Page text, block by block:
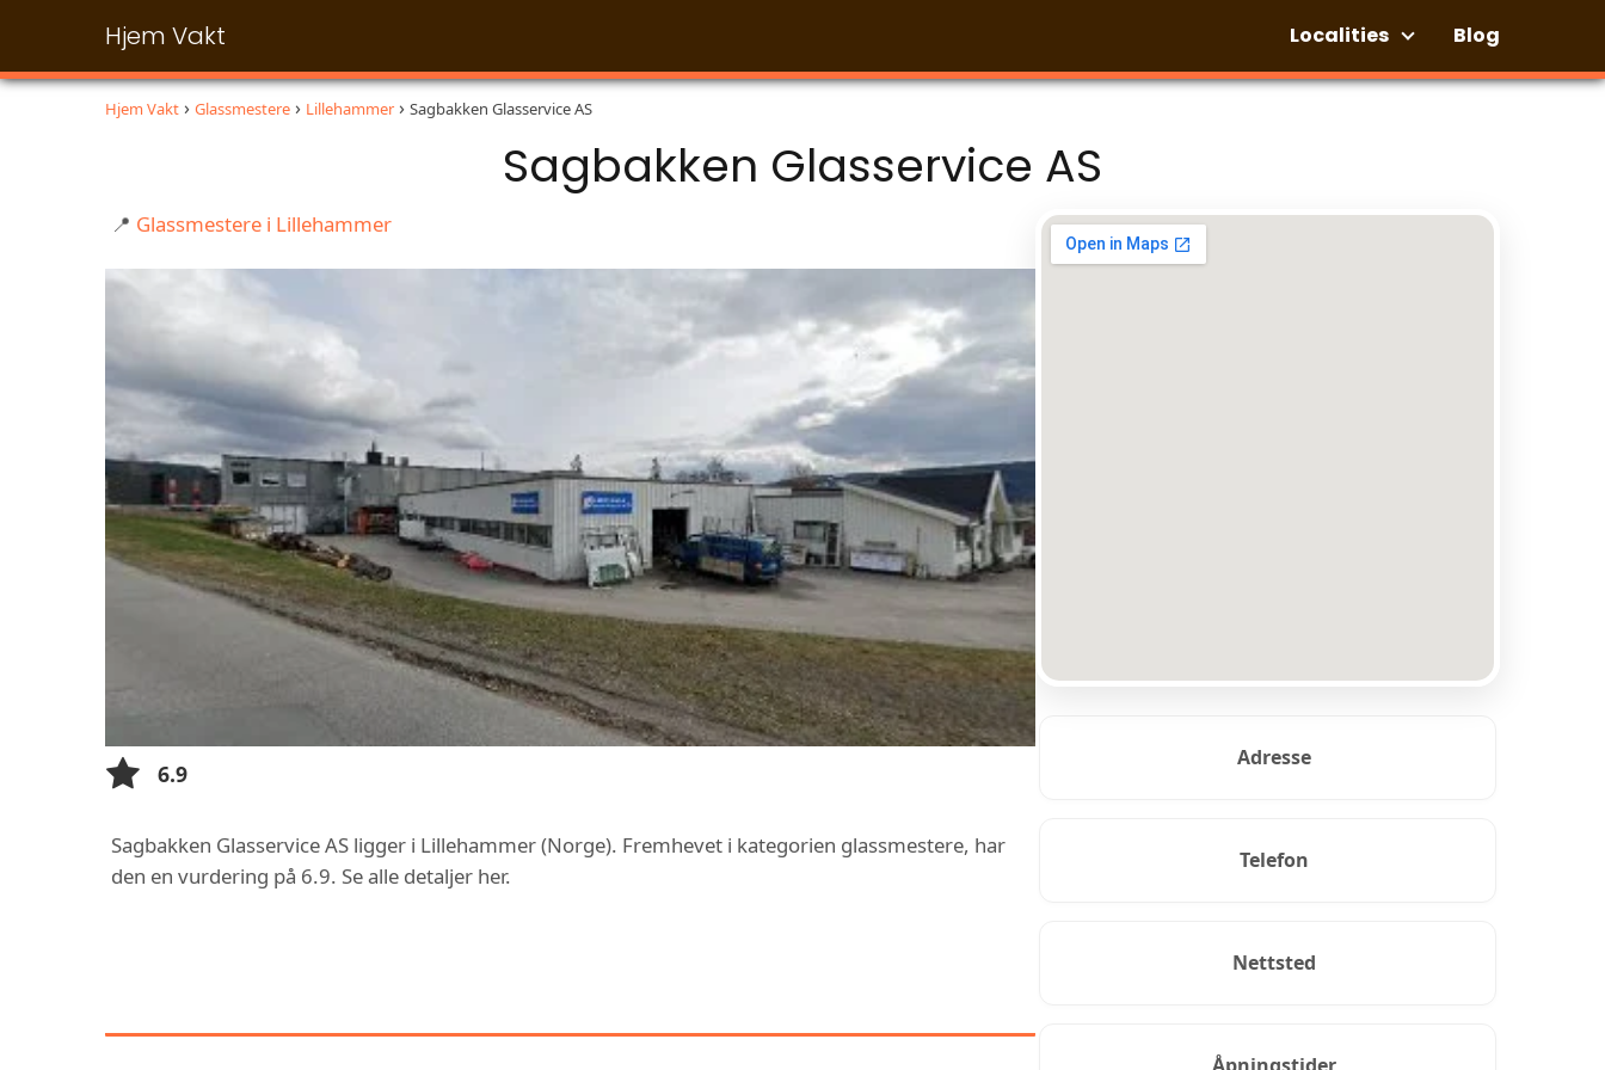
Hjem Vakt Localities Blog
Hjem Vakt Glassmestere Lillehammer Sagbakken Glasservice AS
Sagbakken Glasservice AS
📍 Glassmestere i Lillehammer
6.9
Sagbakken Glasservice AS ligger i Lillehammer (Norge). Fremhevet i kategorien glassmestere, har
den en vurdering på 6.9. Se alle detaljer her.
Adresse
Telefon
Nettsted